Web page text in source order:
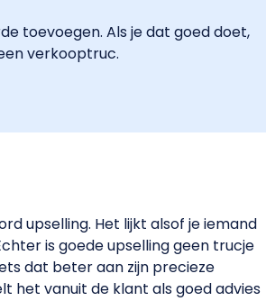
toevoegen. Als je dat goed doet,
verkooptruc.
upselling. Het lijkt alsof je iemand
is goede upselling geen trucje
dat beter aan zijn precieze
het vanuit de klant als goed advies